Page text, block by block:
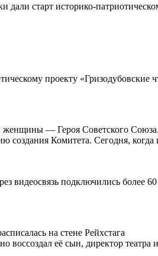
старт историко-
проекту «Гризодубовские
— Героя Советского
Комитета. Сегодня,
видеосвязь подключились более
на стене Рейхстага
её сын, директор театра